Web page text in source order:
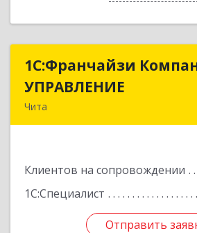
1С:Франчайзи
УПРАВЛЕНИЕ
Чита
Клиентов на сопровождении
1С:Специалист
Отправить
1С:Франчайзи
Отправить